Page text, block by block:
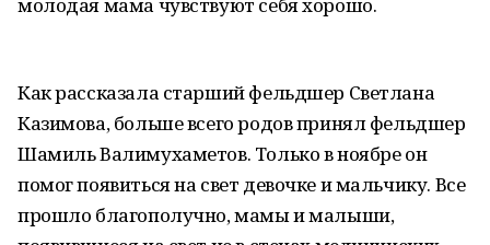
Как рассказала старший фельдшер Светлана
Казимова, больше всего родов принял фельдшер
Шамиль Валимухаметов. Только в ноябре он
помог появиться на свет девочке и мальчику. Все
прошло благополучно, мамы и малыши,